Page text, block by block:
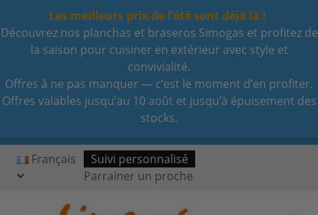
Les meilleurs prix de l’été sont déjà là !
Découvrez nos planchas et braseros Simogas et profitez de
la saison pour cuisiner en extérieur avec style et
convivialité.
Offres à ne pas manquer — c’est le moment d’en profiter.
Offres valables jusqu’au 10 août et jusqu’à épuisement des
stocks.
Français
Suivi personnalisé
Parrainer un proche